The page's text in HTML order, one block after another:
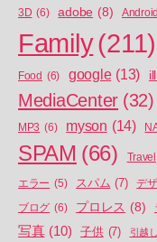
3D (6) adobe (8) Android
Family(211)
Food (6) google (13)
MediaCenter (32)
MP3 (6) myson (14)
SPAM (66) Travel
エラー (5) スパム (7) デ
ブログ (6) プロレス (8)
写真 (10) 子供 (7) 引越し